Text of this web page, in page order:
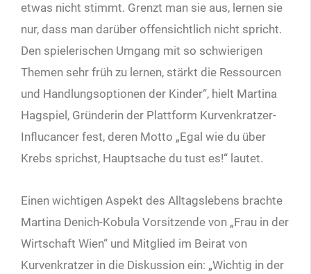
etwas nicht stimmt. Grenzt man sie aus, lernen sie
nur, dass man darüber offensichtlich nicht spricht.
Den spielerischen Umgang mit so schwierigen
Themen sehr früh zu lernen, stärkt die Ressourcen
und Handlungsoptionen der Kinder“, hielt Martina
Hagspiel, Gründerin der Plattform Kurvenkratzer-
Influcancer fest, deren Motto „Egal wie du über
Krebs sprichst, Hauptsache du tust es!“ lautet.
Einen wichtigen Aspekt des Alltagslebens brachte
Martina Denich-Kobula Vorsitzende von „Frau in der
Wirtschaft Wien“ und Mitglied im Beirat von
Kurvenkratzer in die Diskussion ein: „Wichtig in der